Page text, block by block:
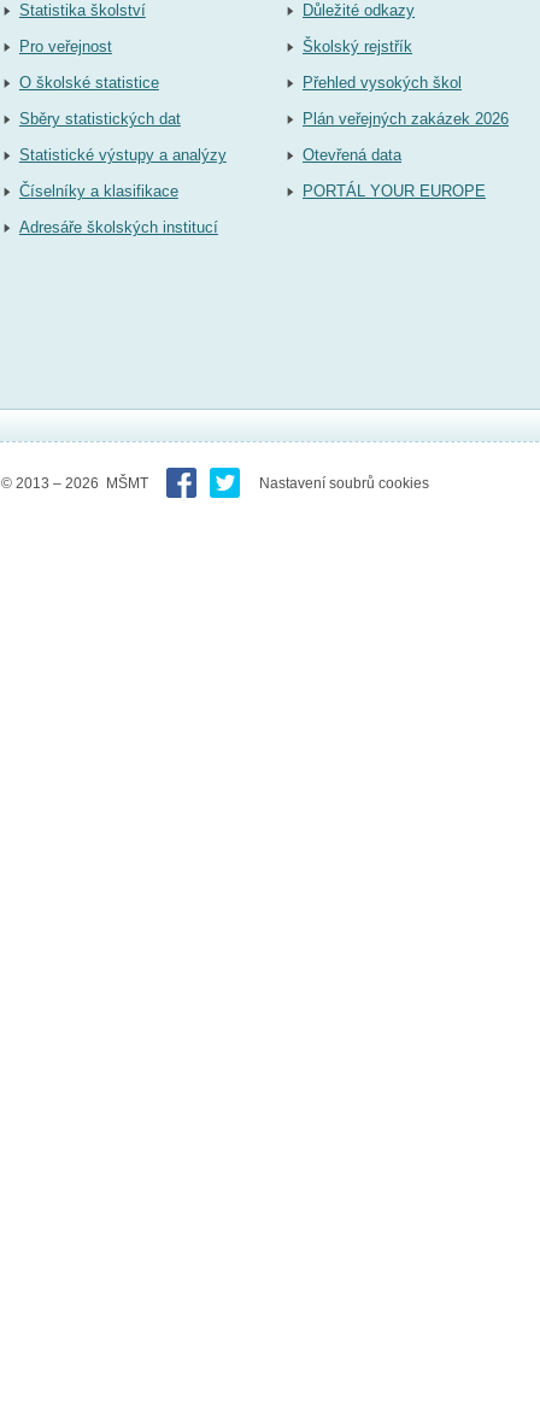
Statistika školství
Pro veřejnost
O školské statistice
Sběry statistických dat
Statistické výstupy a analýzy
Číselníky a klasifikace
Adresáře školských institucí
Důležité odkazy
Školský rejstřík
Přehled vysokých škol
Plán veřejných zakázek 2026
Otevřená data
PORTÁL YOUR EUROPE
© 2013 – 2026 MŠMT Nastavení soubrů cookies